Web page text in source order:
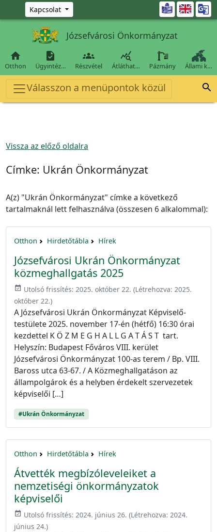
Ugrás a fő tartalomra
Kapcsolat 
Józsefvárosi Önkormányzat

Otthon

Ügyintéz…

Részvétel

Átláthat… Pázmány Állami k…
Válasszon a menüpontok közül 
Vissza az előző oldalra
Címke: Ukrán Önkormányzat
A(z) "Ukrán Önkormányzat" címke a következő
tartalmaknál lett felhasználva (összesen 6 alkalommal):
Otthon Hirdetőtábla Hírek
Józsefvárosi Ukrán Önkormányzat
közmeghallgatás 2025
event_available Utolsó frissítés: 2025. október 22. (Létrehozva: 2025.
október 22.)
A Józsefvárosi Ukrán Önkormányzat Képviselő-
testülete 2025. november 17-én (hétfő) 16:30 órai
kezdettel K Ö Z M E G H A L L G A T Á S T tart.
Helyszín: Budapest Főváros VIII. kerület
Józsefvárosi Önkormányzat 100-as terem / Bp. VIII.
Baross utca 63-67. / A Közmeghallgatáson az
állampolgárok és a helyben érdekelt szervezetek
képviselői […]
#Ukrán Önkormányzat
Otthon Hirdetőtábla Hírek
Átvették megbízóleveleiket a
nemzetiségi önkormányzatok
képviselői
event_available Utolsó frissítés: 2024. június 26. (Létrehozva: 2024.
június 24.)